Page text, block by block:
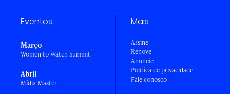
Eventos
Março
Women to Watch Summit
Abril
Mídia Master
Mais
Assine
Renove
Anuncie
Política de privacidade
Fale conosco